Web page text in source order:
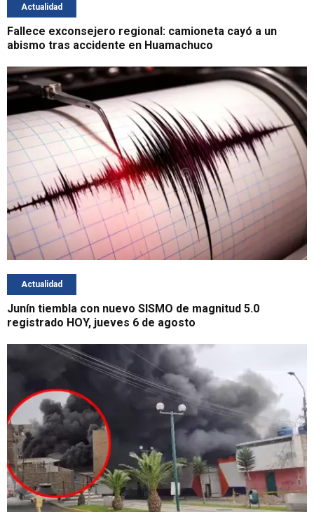
Actualidad
Fallece exconsejero regional: camioneta cayó a un
abismo tras accidente en Huamachuco
Actualidad
Junín tiembla con nuevo SISMO de magnitud 5.0
registrado HOY, jueves 6 de agosto